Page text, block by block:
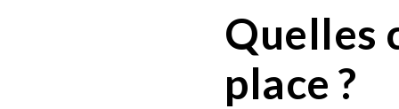
Quelles
place ?